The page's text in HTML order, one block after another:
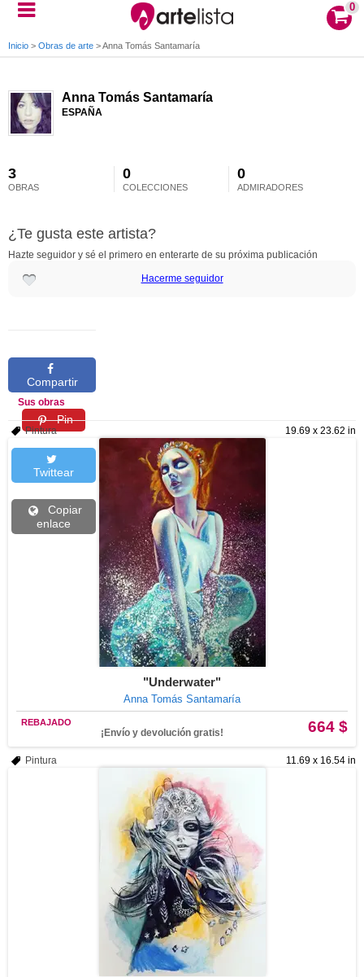
0
Inicio > Obras de arte >Anna Tomás Santamaría
Anna Tomás Santamaría
ESPAÑA
3
OBRAS
0
COLECCIONES
0
ADMIRADORES
¿Te gusta este artista?
Hazte seguidor y sé el primero en enterarte de su próxima publicación
Hacerme seguidor
Compartir
Pin
Twittear
Copiar
enlace
Sus obras
19.69 x 23.62 in
Pintura
"Underwater"
Anna Tomás Santamaría
664 $
REBAJADO
¡Envío y devolución gratis!
11.69 x 16.54 in
Pintura